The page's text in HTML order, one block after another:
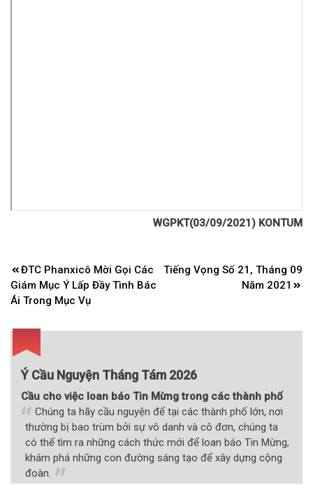
WGPKT(03/09/2021) KONTUM
Điều
hướng
bài
ĐTC Phanxicô Mời Gọi Các
Giám Mục Ý Lấp Đầy Tình Bác
Ái Trong Mục Vụ
Tiếng Vọng Số 21, Tháng 09
Năm 2021
Ý Cầu Nguyện Tháng Tám 2026
Cầu cho việc loan báo Tin Mừng trong các thành phố
Chúng ta hãy cầu nguyện để tại các thành phố lớn, nơi
thường bị bao trùm bởi sự vô danh và cô đơn, chúng ta
có thể tìm ra những cách thức mới để loan báo Tin Mừng,
khám phá những con đường sáng tạo để xây dựng cộng
đoàn.